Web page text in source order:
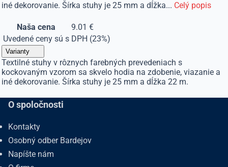
iné dekorovanie. Šírka stuhy je 25 mm a dĺžka... Celý popis
Naša cena
9.01 €
Uvedené ceny sú s DPH (23%)
Varianty
Textilné stuhy v rôznych farebných prevedeniach s
kockovaným vzorom sa skvelo hodia na zdobenie, viazanie a
iné dekorovanie. Šírka stuhy je 25 mm a dĺžka 22 m.
O spoločnosti
Kontakty
Osobný odber Bardejov
Napíšte nám